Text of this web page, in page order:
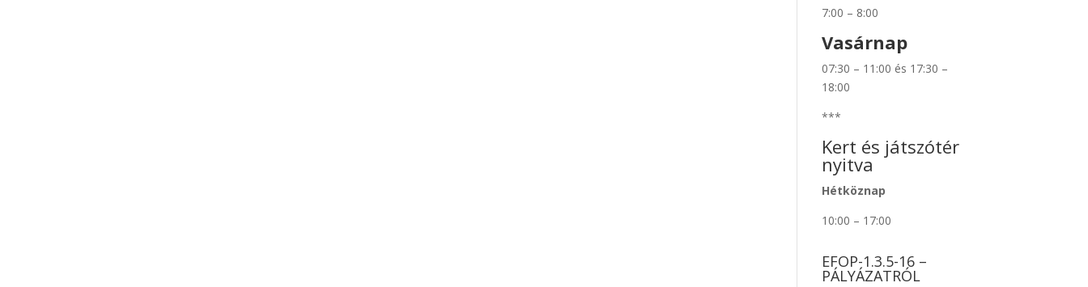
7:00 – 8:00
Vasárnap
07:30 – 11:00 és 17:30 –
18:00
***
Kert és játszótér
nyitva
Hétköznap
10:00 – 17:00
EFOP-1.3.5-16 –
PÁLYÁZATRÓL